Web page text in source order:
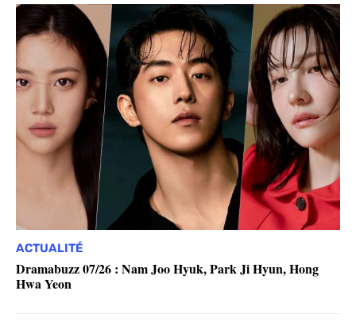
ACTUALITÉ
Dramabuzz 07/26 : Nam Joo Hyuk, Park Ji Hyun, Hong
Hwa Yeon